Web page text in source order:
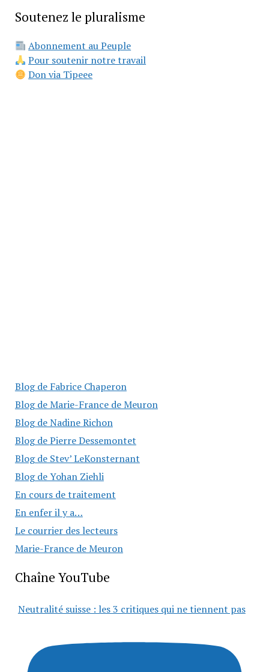
Soutenez le pluralisme
Abonnement au Peuple
Pour soutenir notre travail
Don via Tipeee
Blog de Fabrice Chaperon
Blog de Marie-France de Meuron
Blog de Nadine Richon
Blog de Pierre Dessemontet
Blog de Stev’ LeKonsternant
Blog de Yohan Ziehli
En cours de traitement
En enfer il y a…
Le courrier des lecteurs
Marie-France de Meuron
Chaîne YouTube
Neutralité suisse : les 3 critiques qui ne tiennent pas